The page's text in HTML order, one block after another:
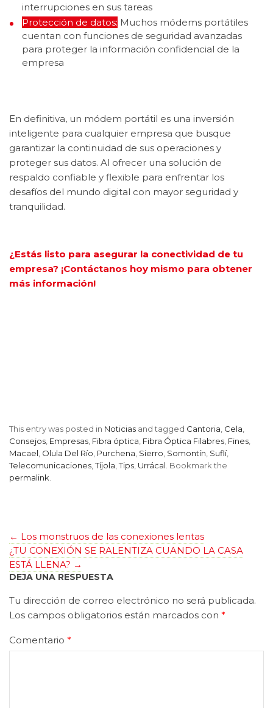
interrupciones en sus tareas
Protección de datos: Muchos módems portátiles
cuentan con funciones de seguridad avanzadas
para proteger la información confidencial de la
empresa
En definitiva, un módem portátil es una inversión
inteligente para cualquier empresa que busque
garantizar la continuidad de sus operaciones y
proteger sus datos. Al ofrecer una solución de
respaldo confiable y flexible para enfrentar los
desafíos del mundo digital con mayor seguridad y
tranquilidad.
¿Estás listo para asegurar la conectividad de tu
empresa? ¡Contáctanos hoy mismo para obtener
más información!
This entry was posted in Noticias and tagged Cantoria Cela
Consejos Empresas Fibra óptica Fibra Óptica Filabres Fines
Macael Olula Del Río Purchena Sierro Somontín Suflí,
Telecomunicaciones ,Tíjola ,Tips Urrácal . Bookmark the
permalink
← Los monstruos de las conexiones lentas
¿TU CONEXIÓN SE RALENTIZA CUANDO LA CASA
ESTÁ LLENA? →
DEJA UNA RESPUESTA
Tu dirección de correo electrónico no será publicada.
Los campos obligatorios están marcados con *
Comentario *